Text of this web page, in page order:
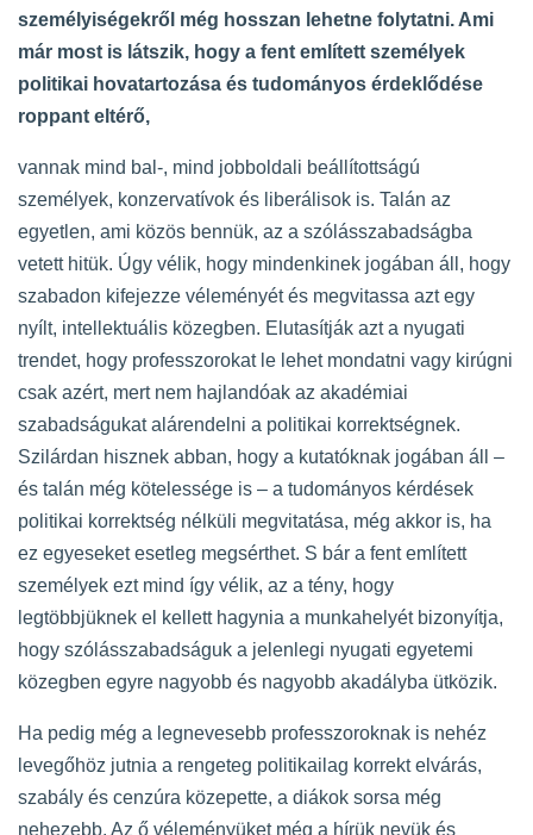
személyiségekről még hosszan lehetne folytatni. Ami
már most is látszik, hogy a fent említett személyek
politikai hovatartozása és tudományos érdeklődése
roppant eltérő,
vannak mind bal-, mind jobboldali beállítottságú
személyek, konzervatívok és liberálisok is. Talán az
egyetlen, ami közös bennük, az a szólásszabadságba
vetett hitük. Úgy vélik, hogy mindenkinek jogában áll, hogy
szabadon kifejezze véleményét és megvitassa azt egy
nyílt, intellektuális közegben. Elutasítják azt a nyugati
trendet, hogy professzorokat le lehet mondatni vagy kirúgni
csak azért, mert nem hajlandóak az akadémiai
szabadságukat alárendelni a politikai korrektségnek.
Szilárdan hisznek abban, hogy a kutatóknak jogában áll –
és talán még kötelessége is – a tudományos kérdések
politikai korrektség nélküli megvitatása, még akkor is, ha
ez egyeseket esetleg megsérthet. S bár a fent említett
személyek ezt mind így vélik, az a tény, hogy
legtöbbjüknek el kellett hagynia a munkahelyét bizonyítja,
hogy szólásszabadságuk a jelenlegi nyugati egyetemi
közegben egyre nagyobb és nagyobb akadályba ütközik.
Ha pedig még a legnevesebb professzoroknak is nehéz
levegőhöz jutnia a rengeteg politikailag korrekt elvárás,
szabály és cenzúra közepette, a diákok sorsa még
nehezebb. Az ő véleményüket még a hírük nevük és